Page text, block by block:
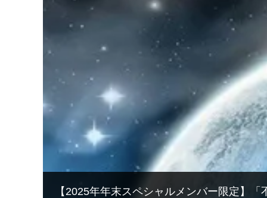
【2025年年末スペシャルメンバー限定】